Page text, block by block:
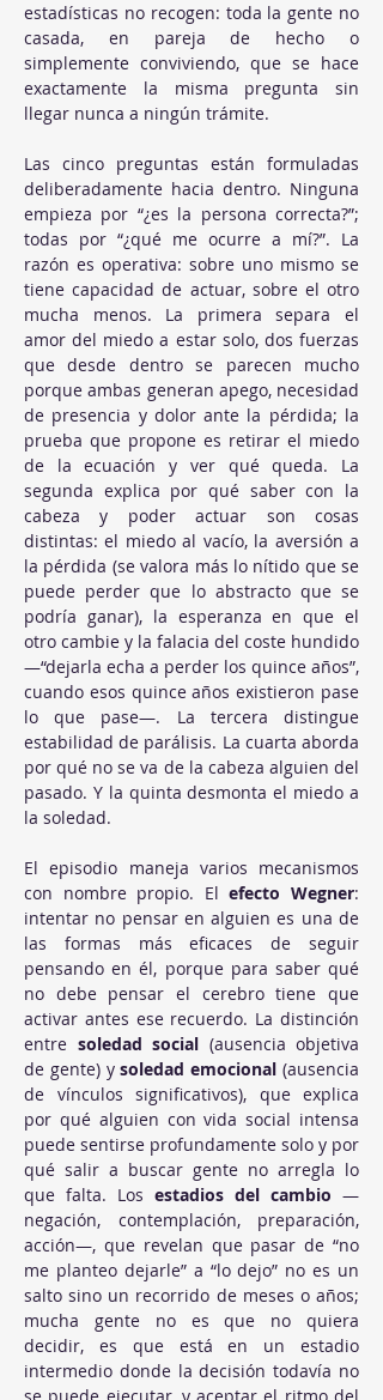
estadísticas no recogen: toda la gente no
casada, en pareja de hecho o
simplemente conviviendo, que se hace
exactamente la misma pregunta sin
llegar nunca a ningún trámite.
Las cinco preguntas están formuladas
deliberadamente hacia dentro. Ninguna
empieza por “¿es la persona correcta?”;
todas por “¿qué me ocurre a mí?”. La
razón es operativa: sobre uno mismo se
tiene capacidad de actuar, sobre el otro
mucha menos. La primera separa el
amor del miedo a estar solo, dos fuerzas
que desde dentro se parecen mucho
porque ambas generan apego, necesidad
de presencia y dolor ante la pérdida; la
prueba que propone es retirar el miedo
de la ecuación y ver qué queda. La
segunda explica por qué saber con la
cabeza y poder actuar son cosas
distintas: el miedo al vacío, la aversión a
la pérdida (se valora más lo nítido que se
puede perder que lo abstracto que se
podría ganar), la esperanza en que el
otro cambie y la falacia del coste hundido
—“dejarla echa a perder los quince años”,
cuando esos quince años existieron pase
lo que pase—. La tercera distingue
estabilidad de parálisis. La cuarta aborda
por qué no se va de la cabeza alguien del
pasado. Y la quinta desmonta el miedo a
la soledad.
El episodio maneja varios mecanismos
con nombre propio. El efecto Wegner:
intentar no pensar en alguien es una de
las formas más eficaces de seguir
pensando en él, porque para saber qué
no debe pensar el cerebro tiene que
activar antes ese recuerdo. La distinción
entre soledad social (ausencia objetiva
de gente) y soledad emocional (ausencia
de vínculos significativos), que explica
por qué alguien con vida social intensa
puede sentirse profundamente solo y por
qué salir a buscar gente no arregla lo
que falta. Los estadios del cambio —
negación, contemplación, preparación,
acción—, que revelan que pasar de “no
me planteo dejarle” a “lo dejo” no es un
salto sino un recorrido de meses o años;
mucha gente no es que no quiera
decidir, es que está en un estadio
intermedio donde la decisión todavía no